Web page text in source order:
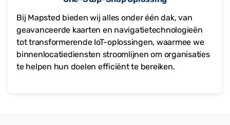
Bij Mapsted bieden wij alles onder één dak, van
geavanceerde kaarten en navigatietechnologieën
tot transformerende IoT-oplossingen, waarmee we
binnenlocatiediensten stroomlijnen om organisaties
te helpen hun doelen efficiënt te bereiken.